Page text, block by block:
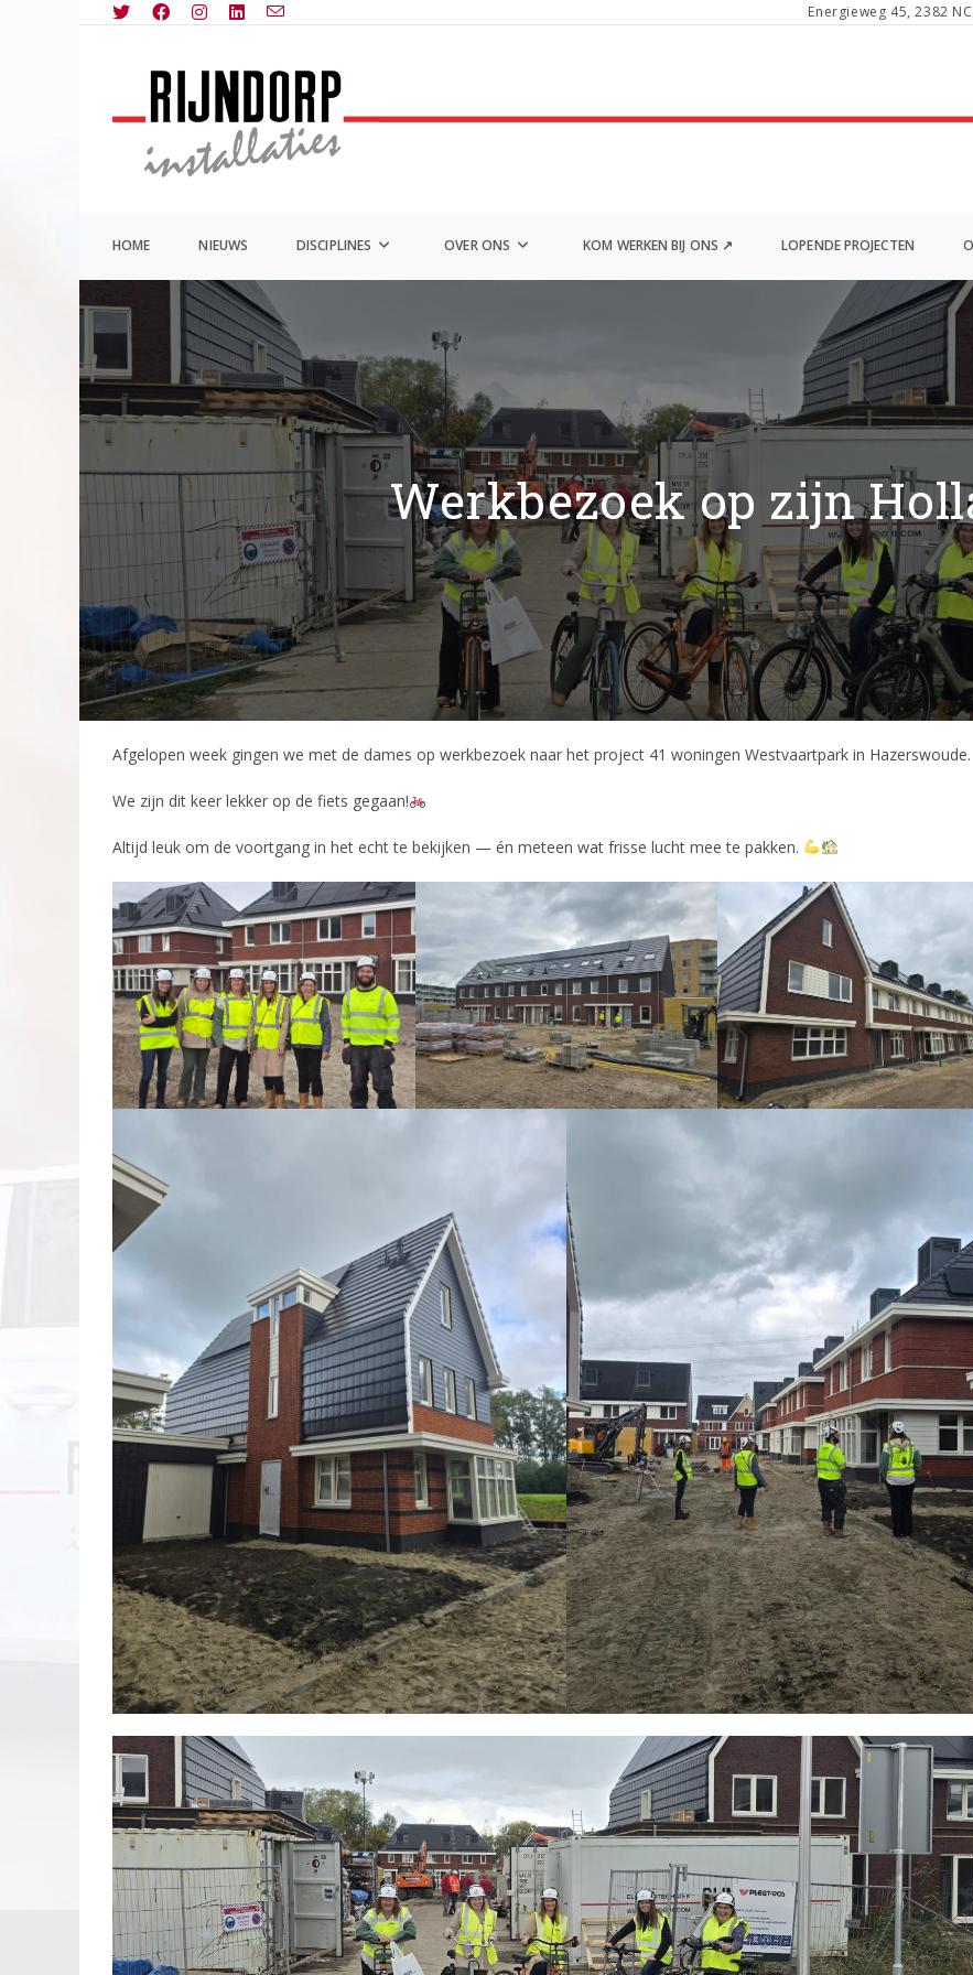
Energieweg 45, 2382
HOME NIEUWS DISCIPLINES OVER ONS KOM WERKEN BIJ ONS ↗ LOPENDE PROJECTEN
Werkbezoek op zijn
Afgelopen week gingen we met de dames op werkbezoek naar het project 41 woningen Westvaartpark in Hazerswoude.
We zijn dit keer lekker op de fiets gegaan!
Altijd leuk om de voortgang in het echt te bekijken — én meteen wat frisse lucht mee te pakken.